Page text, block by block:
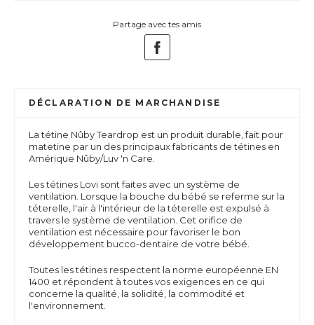
Partage avec tes amis
DÉCLARATION DE MARCHANDISE
La tétine Nûby Teardrop est un produit durable, fait pour
matetine par un des principaux fabricants de tétines en
Amérique Nûby/Luv 'n Care.
Les tétines Lovi sont faites avec un système de
ventilation. Lorsque la bouche du bébé se referme sur la
téterelle, l'air à l'intérieur de la téterelle est expulsé à
travers le système de ventilation. Cet orifice de
ventilation est nécessaire pour favoriser le bon
développement bucco-dentaire de votre bébé.
Toutes les tétines respectent la norme européenne EN
1400 et répondent à toutes vos exigences en ce qui
concerne la qualité, la solidité, la commodité et
l'environnement.